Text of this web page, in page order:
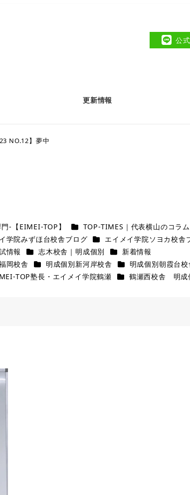
公
更新情報
NO.12】夢中
-【EIMEI-TOP】 カテゴリー
TOP-TIMES｜代表横山のコラム
学院みずほ台校舎ブログ カテゴリー
エイメイ学院ソヨカ校舎
ー
情報 カテゴリー
志木校舎｜明成個別 カテゴリー
新着情報
岡校舎 カテゴリー
明成個別新河岸校舎 カテゴリー
明成個別朝霞台校
TOP塾長・エイメイ学院鶴瀬 カテゴリー
鶴瀬西校舎 明成